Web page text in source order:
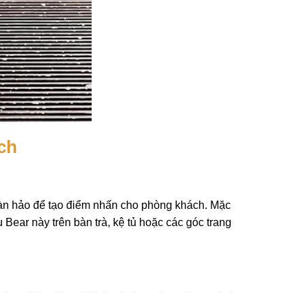
hảo để tạo điểm nhấn cho phòng khách. Mặc
này trên bàn trà, kệ tủ hoặc các góc trang